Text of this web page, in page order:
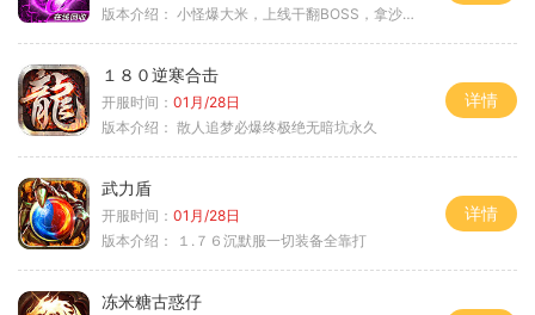
版本介绍： 小怪爆大米，上线干翻BOSS，拿沙大奖
１８０逆寒合击
开服时间： 01月/28日
版本介绍： 散人追梦必爆终极绝无暗坑永久
详情
武力盾
开服时间： 01月/28日
版本介绍：
１.７６沉默服一切装备全靠打
详情
冻米糖古惑仔